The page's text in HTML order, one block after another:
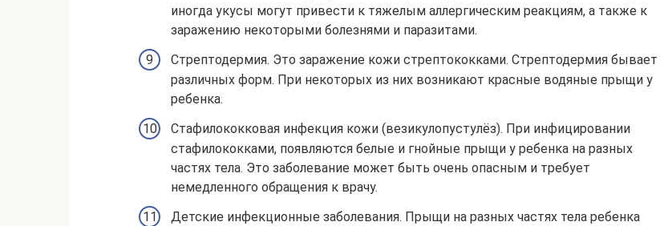
иногда укусы могут привести к тяжелым аллергическим реакциям, а также к
заражению некоторыми болезнями и паразитами.
Стрептодермия. Это заражение кожи стрептококками. Стрептодермия бывает
различных форм. При некоторых из них возникают красные водяные прыщи у
ребенка.
Стафилококковая инфекция кожи (везикулопустулёз). При инфицировании
стафилококками, появляются белые и гнойные прыщи у ребенка на разных
частях тела. Это заболевание может быть очень опасным и требует
немедленного обращения к врачу.
Детские инфекционные заболевания. Прыщи на разных частях тела ребенка